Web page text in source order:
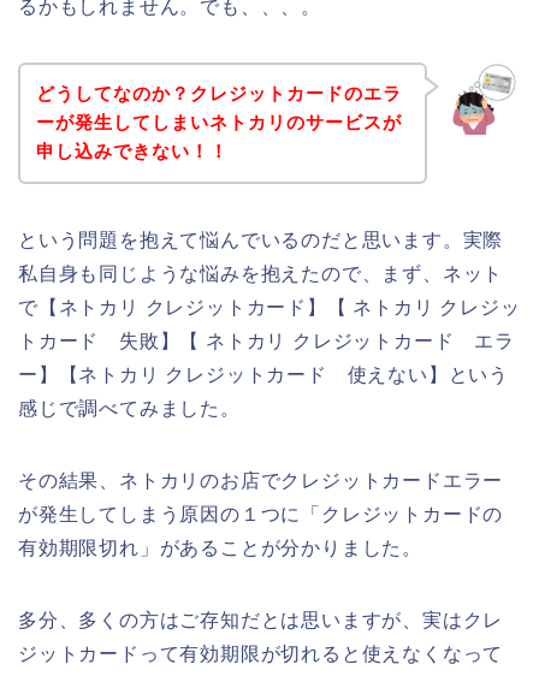
るかもしれません。でも、、、。
どうしてなのか？クレジットカードのエラ
ーが発生してしまいネトカリのサービスが
申し込みできない！！
という問題を抱えて悩んでいるのだと思います。実際
私自身も同じような悩みを抱えたので、まず、ネット
で【ネトカリ クレジットカード】【 ネトカリ クレジッ
トカード 失敗】【 ネトカリ クレジットカード エラ
ー】【ネトカリ クレジットカード 使えない】という
感じで調べてみました。
その結果、ネトカリのお店でクレジットカードエラー
が発生してしまう原因の１つに「クレジットカードの
有効期限切れ」があることが分かりました。
多分、多くの方はご存知だとは思いますが、実はクレ
ジットカードって有効期限が切れると使えなくなって